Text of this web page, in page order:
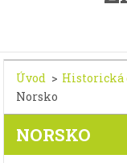
Úvod > Historická
Norsko
NORSKO